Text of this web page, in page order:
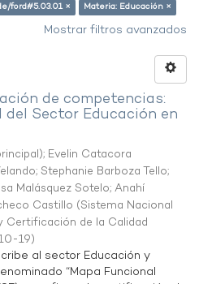
ford#5.03.01 ×
Materia: Educación ×
Mostrar filtros avanzados
de competencias:
Sector Educación en
; Evelin Catacora
; Stephanie Barboza Tello;
Malásquez Sotelo; Anahí
Castillo (Sistema Nacional
Certificación de la Calidad
19)
al sector Educación y
“Mapa Funcional